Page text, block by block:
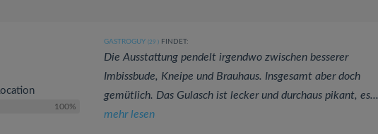
100%
GASTROGUY (29 )FINDET:
Die Ausstattung pendelt irgendwo zwischen besserer
Imbissbude, Kneipe und Brauhaus. Insgesamt aber doch
gemütlich. Das Gulasch ist lecker und durchaus pikant, es...
mehr lesen